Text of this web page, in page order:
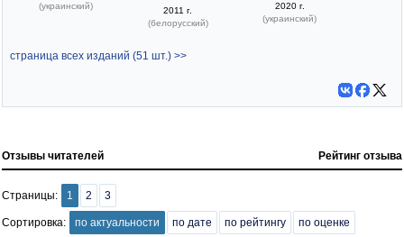
(украинский)
2011 г.
(белорусский)
2020 г.
(украинский)
страница всех изданий (51 шт.) >>
Отзывы читателей Рейтинг отзыва
Страницы: 1 2 3
Сортировка: по актуальности по дате по рейтингу по оценке